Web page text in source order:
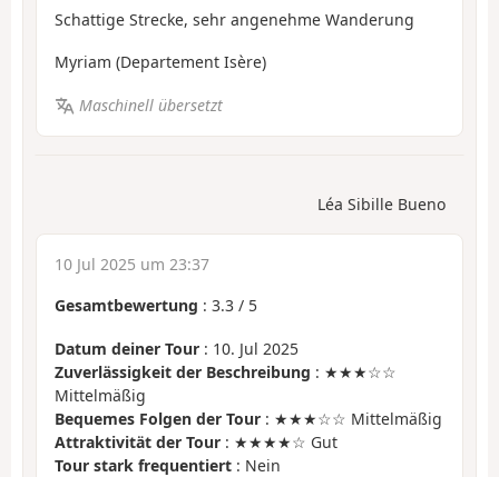
Schattige Strecke, sehr angenehme Wanderung
Myriam (Departement Isère)
Maschinell übersetzt
Léa Sibille Bueno
10 Jul 2025 um 23:37
Gesamtbewertung : 3.3 / 5
Datum deiner Tour : 10. Jul 2025
Zuverlässigkeit der Beschreibung : ★★★☆☆
Mittelmäßig
Bequemes Folgen der Tour : ★★★☆☆ Mittelmäßig
Attraktivität der Tour : ★★★★☆ Gut
Tour stark frequentiert : Nein